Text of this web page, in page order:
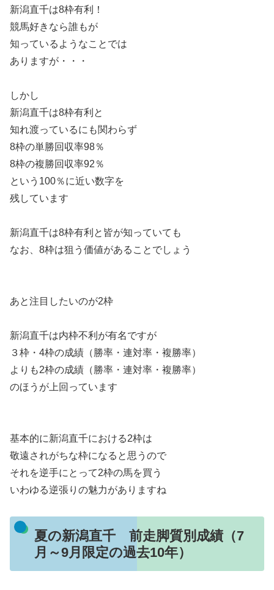
新潟直千は8枠有利！
競馬好きなら誰もが
知っているようなことでは
ありますが・・・
しかし
新潟直千は8枠有利と
知れ渡っているにも関わらず
8枠の単勝回収率98％
8枠の複勝回収率92％
という100％に近い数字を
残しています
新潟直千は8枠有利と皆が知っていても
なお、8枠は狙う価値があることでしょう
あと注目したいのが2枠
新潟直千は内枠不利が有名ですが
３枠・4枠の成績（勝率・連対率・複勝率）
よりも2枠の成績（勝率・連対率・複勝率）
のほうが上回っています
基本的に新潟直千における2枠は
敬遠されがちな枠になると思うので
それを逆手にとって2枠の馬を買う
いわゆる逆張りの魅力がありますね
夏の新潟直千 前走脚質別成績（7
月～9月限定の過去10年）